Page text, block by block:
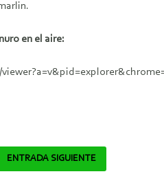
en el aire:
ENTRADA SIGUIENTE